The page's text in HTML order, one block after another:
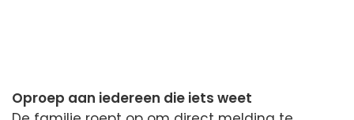
Oproep aan iedereen die iets weet